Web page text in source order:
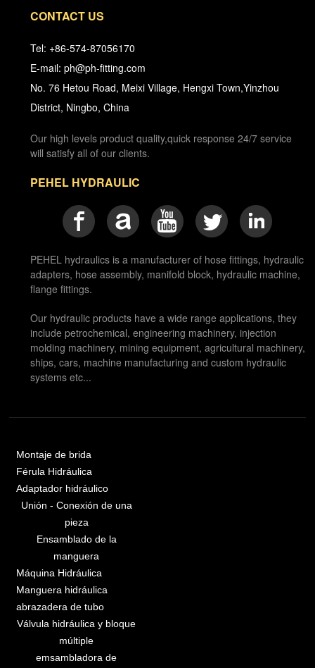
CONTACT US
Tel: +86-574-87056170
E-mail: ph@ph-fitting.com
No. 76 Hetou Road, Meixi Village, Hengxi Town,Yinzhou
District, Ningbo, China
Our high levels product quality,quick response 24/7 service
will satisfy all of our clients.
PEHEL HYDRAULIC
PEHEL hydraulics is a manufacturer of hose fittings, hydraulic
adapters, hose assembly, manifold block, hydraulic machine,
flange fittings.
Our hydraulic products have a wide range applications, they
include petrochemical, engineering machinery, injection
molding machinery, mining equipment, agricultural machinery,
ships, cars, machine manufacturing and custom hydraulic
systems etc...
Montaje de brida
Férula Hidráulica
Adaptador hidráulico
Unión - Conexión de una
pieza
Ensamblado de la
manguera
Máquina Hidráulica
Manguera hidráulica
abrazadera de tubo
Válvula hidráulica y bloque
múltiple
emsambladora de